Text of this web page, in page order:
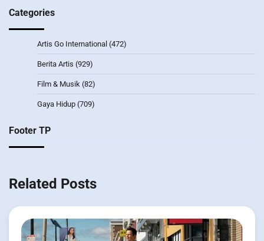
Categories
Artis Go International (472)
Berita Artis (929)
Film & Musik (82)
Gaya Hidup (709)
Footer TP
Related Posts